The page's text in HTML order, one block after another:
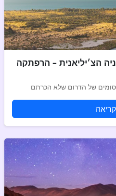
הצ׳יליאנית – הרפתקה
של הדרום שלא הכרתם